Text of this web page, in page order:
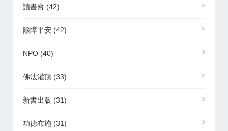
讀書會 (42)
除障平安 (42)
NPO (40)
佛法灌頂 (33)
新書出版 (31)
功德布施 (31)